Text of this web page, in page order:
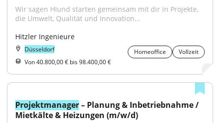
Wir sagen HIund starten gemeinsam mit dir in Projekte,
die Umwelt, Qualität und Innovation...
Hitzler Ingenieure
Düsseldorf Homeoffice
Vollzeit
Von 40.800,00 € bis 98.400,00 €
Projektmanager – Planung & Inbetriebnahme /
Mietkälte & Heizungen (m/w/d)